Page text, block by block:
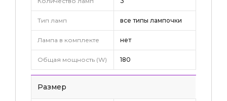
Тип ламп все типы лампочки
Лампа в комплекте нет
Общая мощность (W) 180
Pазмер